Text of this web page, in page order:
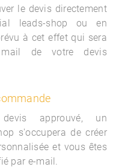
le devis directement
leads-shop ou en
à cet effet qui sera
de votre devis
approuvé, un
s'occupera de créer
et vous êtes
par e-mail.